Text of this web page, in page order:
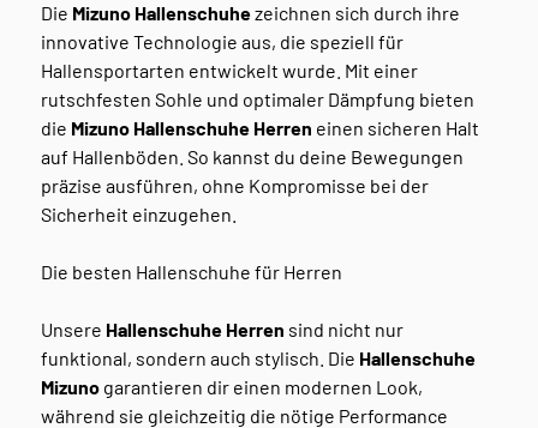
Die Mizuno Hallenschuhezeichnen sich durch ihre
innovative Technologie aus, die speziell für
Hallensportarten entwickelt wurde. Mit einer
rutschfesten Sohle und optimaler Dämpfung bieten
die Mizuno Hallenschuhe Herren einen sicheren Halt
auf Hallenböden. So kannst du deine Bewegungen
präzise ausführen, ohne Kompromisse bei der
Sicherheit einzugehen.
Die besten Hallenschuhe für Herren
Unsere Hallenschuhe Herren sind nicht nur
funktional, sondern auch stylisch. Die Hallenschuhe
Mizuno garantieren dir einen modernen Look,
während sie gleichzeitig die nötige Performance